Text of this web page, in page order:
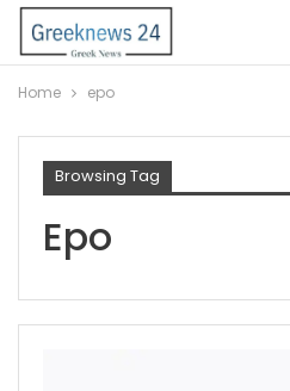
Home epo
Browsing Tag
Epo